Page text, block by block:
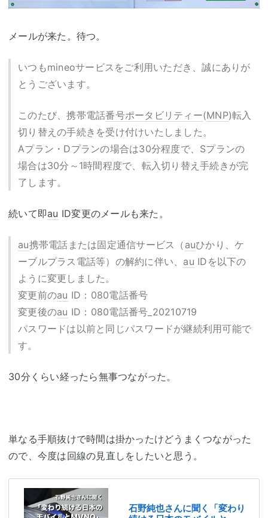
メールが来た。待つ。
いつもmineoサービスをご利用いただき、誠にありが
とうございます。
このたび、携帯電話番号ポータビリティー(MNP)転入
切り替えの手続きを受け付けいたしました。
Aプラン・Dプランの場合は30分程度で、Sプランの
場合は30分～1時間程度で、転入切り替え手続きが完
了します。
続いて即au ID変更のメールも来た。
au携帯電話または固定通信サービス（ auひかり、ケ
ーブルプラス電話等）の解約に伴い、 au IDを以下の
ように変更しました。
変更前のau ID：080電話番号
変更後のau ID：080電話番号_20210719
パスワードは以前と同じパスワードが継続利用可能で
す。
30分くらい経ったら無事つながった。
単なる手順抜けで時間は掛かったけどうまくつながった
ので、今度は回線の見直しをしたいと思う。
石野純也さんに聞く「変わり